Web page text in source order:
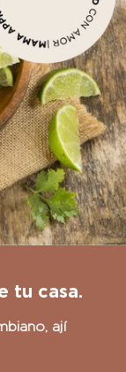
tu casa.
ají